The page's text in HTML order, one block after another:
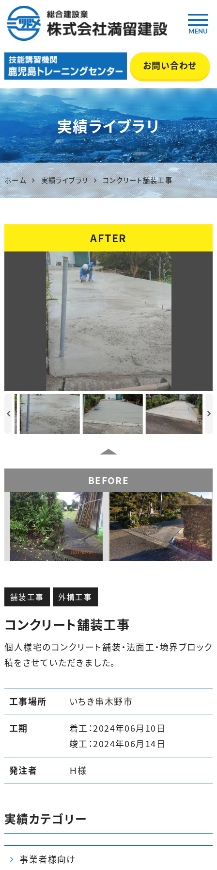
鹿児島の総合建設業『満留建
設』｜土木・舗装・型枠・管工事
等 いちき串木野市
お問い合わせ
MENU
実績ライブラリ
ホーム 実績ライブラリ コンクリート舗装工事
AFTER
BEFORE
舗装工事 外構工事
コンクリート舗装工事
個人様宅のコンクリート舗装・法面工・境界ブロック
積をさせていただきました。
工事場所 いちき串木野市
工期
着工：2024年06月10日
竣工：2024年06月14日
発注者 Ｈ様
実績カテゴリー
事業者様向け